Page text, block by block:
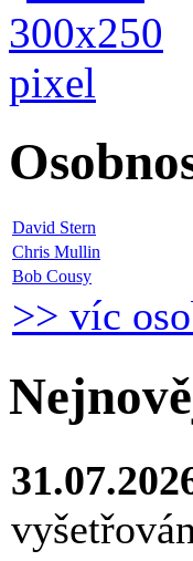
David Stern
Chris Mullin
Bob Cousy
>> víc